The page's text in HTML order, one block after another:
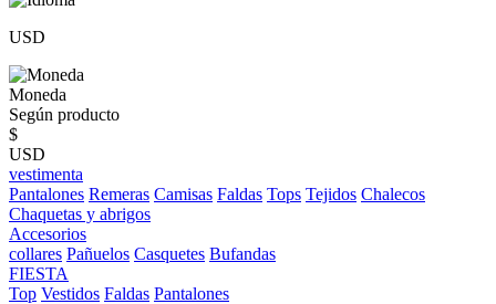
USD
Moneda
Según producto
$
USD
vestimenta
Pantalones Remeras Camisas Faldas Tops Tejidos Chalecos
Chaquetas y abrigos
Accesorios
collares Pañuelos Casquetes Bufandas
FIESTA
Top Vestidos Faldas Pantalones